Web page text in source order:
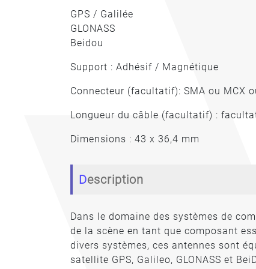
GPS / Galilée
GLONASS
Beidou
Support : Adhésif / Magnétique
Connecteur (facultatif): SMA ou MCX
Longueur du câble (facultatif) :
Dimensions : 43 x 36,4 mm
Description
Dans le domaine des systèmes de
de la scène en tant que composant
divers systèmes, ces antennes sont
satellite GPS, Galileo, GLONASS et